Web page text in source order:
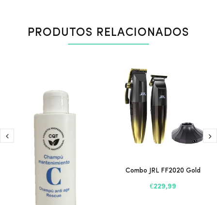
PRODUTOS RELACIONADOS
Combo JRL FF2020 Gold
€229,99